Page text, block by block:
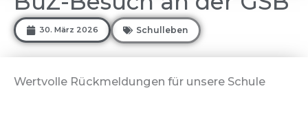
30. März 2026 Schulleben
Wertvolle Rückmeldungen für unsere Schule